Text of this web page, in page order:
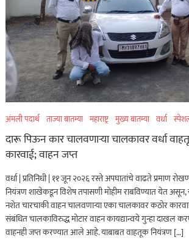
अंमली पदार्थ ताज्या बातम्या महाराष्ट्र मुख्य बातम्या वर्धा
दारू पिऊन कार चालवणाऱ्या चालकावर वर्धा
कारवाई; वाहन जप्त
वर्धा | प्रतिनिधी | ११ जून २०२६ रस्ते अपघातांचे वाढते प्रमाण
नियंत्रण शाखेकडून विशेष तपासणी मोहीम राबविण्यात येत असून,
नशेत चारचाकी वाहन चालवणाऱ्या एका चालकावर कठोर
संबंधित चालकाविरुद्ध मोटार वाहन कायद्यान्वये गुन्हा दाखल
वाहनही जप्त करण्यात आले आहे. याबाबत वाहतूक नियंत्रण […]